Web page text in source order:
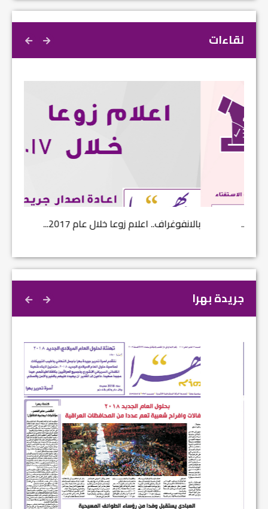
لقاءات
بالانفوغراف.. اعلام زوعا خلال عام 2017...
جريدة بهرا